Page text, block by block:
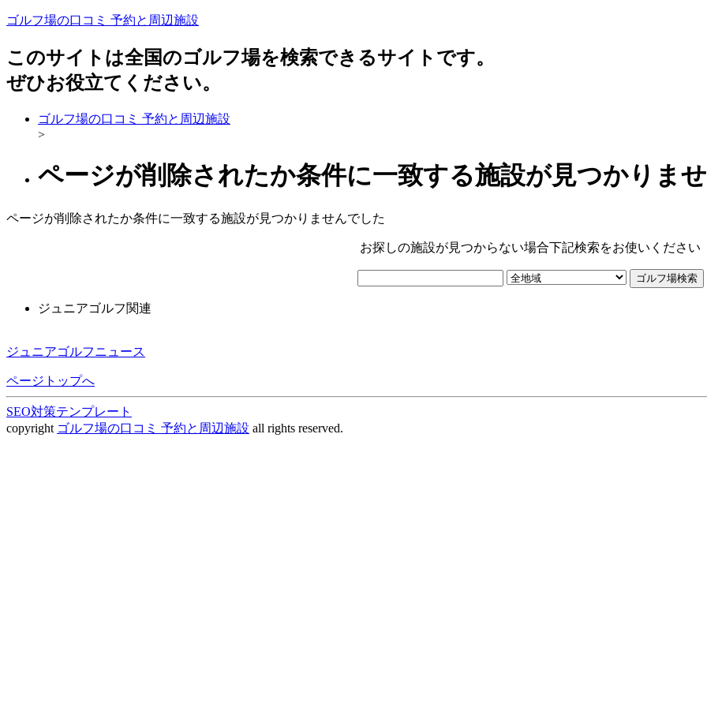
ゴルフ場の口コミ 予約と周辺施設
このサイトは全国のゴルフ場を検索できるサイトです。
ぜひお役立てください。
ゴルフ場の口コミ 予約と周辺施設
>
ページが削除されたか条件に一致する施設が見つかりま
ページが削除されたか条件に一致する施設が見つかりませんでした
お探しの施設が見つからない場合下記検索をお使いください
ジュニアゴルフ関連
ジュニアゴルフニュース
ページトップへ
SEO対策テンプレート
copyright ゴルフ場の口コミ 予約と周辺施設 all rights reserved.